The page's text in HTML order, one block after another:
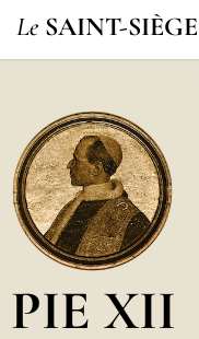
Le SAINT-SIÈGE
PIE XII